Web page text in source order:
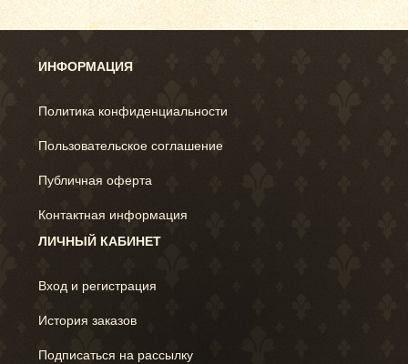
ИНФОРМАЦИЯ
Политика конфиденциальности
Пользовательское соглашение
Публичная оферта
Контактная информация
ЛИЧНЫЙ КАБИНЕТ
Вход и регистрация
История заказов
Подписаться на рассылку